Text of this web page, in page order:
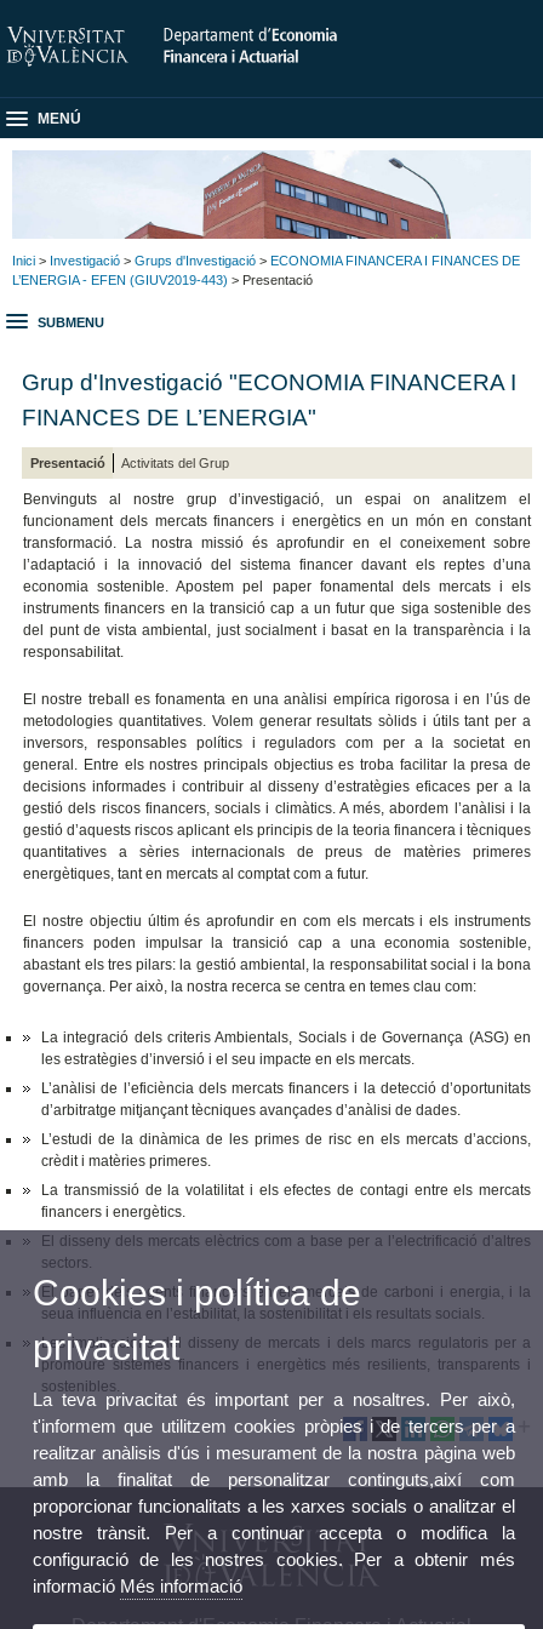
MENÚ
Inici > Investigació > Grups d'Investigació > ECONOMIA FINANCERA I FINANCES DE
L’ENERGIA - EFEN (GIUV2019-443) > Presentació
SUBMENU
Grup d'Investigació "ECONOMIA FINANCERA I
FINANCES DE L’ENERGIA"
Presentació Activitats del Grup
Benvinguts al nostre grup d’investigació, un espai on analitzem el
funcionament dels mercats financers i energètics en un món en constant
transformació. La nostra missió és aprofundir en el coneixement sobre
l’adaptació i la innovació del sistema financer davant els reptes d’una
economia sostenible. Apostem pel paper fonamental dels mercats i els
instruments financers en la transició cap a un futur que siga sostenible des
del punt de vista ambiental, just socialment i basat en la transparència i la
responsabilitat.
El nostre treball es fonamenta en una anàlisi empírica rigorosa i en l’ús de
metodologies quantitatives. Volem generar resultats sòlids i útils tant per a
inversors, responsables polítics i reguladors com per a la societat en
general. Entre els nostres principals objectius es troba facilitar la presa de
decisions informades i contribuir al disseny d’estratègies eficaces per a la
gestió dels riscos financers, socials i climàtics. A més, abordem l’anàlisi i la
gestió d’aquests riscos aplicant els principis de la teoria financera i tècniques
quantitatives a sèries internacionals de preus de matèries primeres
energètiques, tant en mercats al comptat com a futur.
El nostre objectiu últim és aprofundir en com els mercats i els instruments
financers poden impulsar la transició cap a una economia sostenible,
abastant els tres pilars: la gestió ambiental, la responsabilitat social i la bona
governança. Per això, la nostra recerca se centra en temes clau com:
La integració dels criteris Ambientals, Socials i de Governança (ASG) en
les estratègies d’inversió i el seu impacte en els mercats.
L’anàlisi de l’eficiència dels mercats financers i la detecció d’oportunitats
d’arbitratge mitjançant tècniques avançades d’anàlisi de dades.
L’estudi de la dinàmica de les primes de risc en els mercats d’accions,
crèdit i matèries primeres.
La transmissió de la volatilitat i els efectes de contagi entre els mercats
financers i energètics.
El disseny dels mercats elèctrics com a base per a l’electrificació d’altres
sectors.
El paper dels agents financers en els mercats de carboni i energia, i la
seua influència en l’estabilitat, la sostenibilitat i els resultats socials.
Les implicacions del disseny de mercats i dels marcs regulatoris per a
promoure sistemes financers i energètics més resilients, transparents i
sostenibles.
Cookies i política de
privacitat
La teva privacitat és important per a nosaltres. Per això,
t'informem que utilitzem cookies pròpies i de tercers per a
realitzar anàlisis d'ús i mesurament de la nostra pàgina web
amb la finalitat de personalitzar continguts,així com
proporcionar funcionalitats a les xarxes socials o analitzar el
nostre trànsit. Per a continuar accepta o modifica la
configuració de les nostres cookies. Per a obtenir més
informació Més informació